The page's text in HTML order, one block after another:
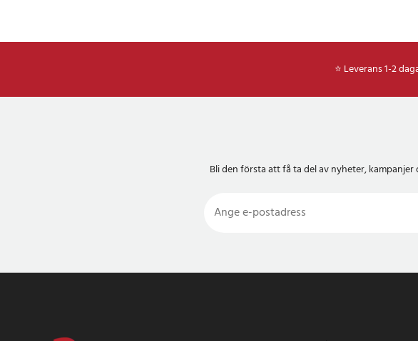
⭐ Leverans 1-2
Bli den första att få ta del av nyheter,